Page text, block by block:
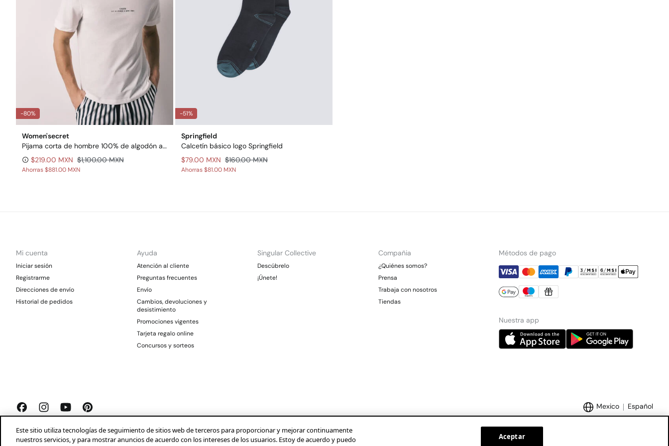
-80%
Women'secret
Pijama corta de hombre 100% de algodón a rayas
$219.00 MXN $1,100.00 MXN
Ahorras$881.00 MXN
-51%
Springfield
Calcetín básico logo Springfield
$79.00 MXN $160.00 MXN
Ahorras$81.00 MXN
Mi cuenta
Iniciar sesión
Registrarme
Direcciones de envío
Historial de pedidos
Ayuda
Atención al cliente
Preguntas frecuentes
Envío
Cambios, devoluciones y
desistimiento
Promociones vigentes
Tarjeta regalo online
Concursos y sorteos
Singular Collective
Descúbrelo
¡Únete!
Compañia
¿Quiénes somos?
Prensa
Trabaja con nosotros
Tiendas
Métodos de pago
Nuestra app
Mexico Español
Springfield 2026© Aviso legal Condiciones generales Privacidad Profeco Condusef Marcas Tendam:
Este sitio utiliza tecnologías de seguimiento de sitios web de terceros para proporcionar y mejorar continuamente
nuestros servicios, y para mostrar anuncios de acuerdo con los intereses de los usuarios. Estoy de acuerdo y puedo
Aceptar